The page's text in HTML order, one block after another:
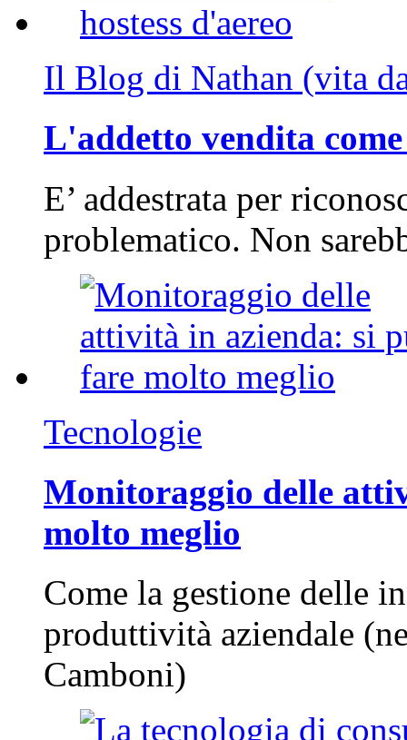
Il Blog di Nathan (vita
L'addetto vendita
E’ addestrata per
problematico. Non
Tecnologie
Monitoraggio delle
molto meglio
Come la gestione delle
produttività aziendale
Camboni)